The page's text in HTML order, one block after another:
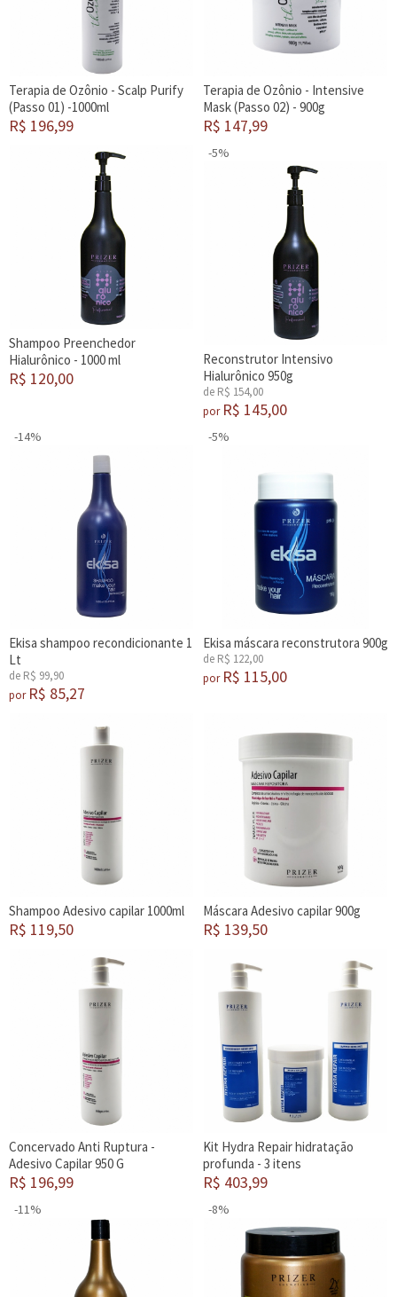
Terapia de Ozônio - Scalp Purify
(Passo 01) -1000ml
R$ 196,99
Terapia de Ozônio - Intensive
Mask (Passo 02) - 900g
R$ 147,99
Shampoo Preenchedor
Hialurônico - 1000 ml
R$ 120,00
-5%
Reconstrutor Intensivo
Hialurônico 950g
de R$ 154,00
por R$ 145,00
-14%
Ekisa shampoo recondicionante 1
Lt
de R$ 99,90
por R$ 85,27
-5%
Ekisa máscara reconstrutora 900g
de R$ 122,00
por R$ 115,00
Shampoo Adesivo capilar 1000ml
R$ 119,50
Máscara Adesivo capilar 900g
R$ 139,50
Concervado Anti Ruptura -
Adesivo Capilar 950 G
R$ 196,99
Kit Hydra Repair hidratação
profunda - 3 itens
R$ 403,99
-11% -8%